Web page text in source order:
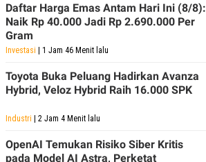
Daftar Harga Emas Antam Hari Ini (8/8):
Naik Rp 40.000 Jadi Rp 2.690.000 Per
Gram
Investasi | 1 Jam 46 Menit lalu
Toyota Buka Peluang Hadirkan Avanza
Hybrid, Veloz Hybrid Raih 16.000 SPK
Industri | 2 Jam 4 Menit lalu
OpenAI Temukan Risiko Siber Kritis
pada Model AI Astra, Perketat